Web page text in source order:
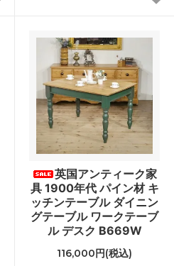
英国アンティーク家
具 1900年代 パイン材 キ
ッチンテーブル ダイニン
グテーブル ワークテーブ
ル デスク B669W
116,000円(税込)